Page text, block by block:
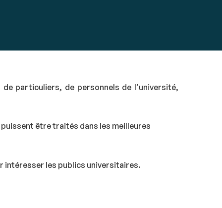
particuliers, de personnels de l’université,
être traités dans les meilleures
intéresser les publics universitaires.